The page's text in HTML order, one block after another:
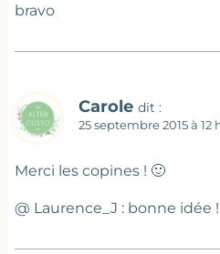
bravo
Carole dit :
25 septembre 2015 à 12
Merci les copines ! 🙂
@ Laurence_J : bonne